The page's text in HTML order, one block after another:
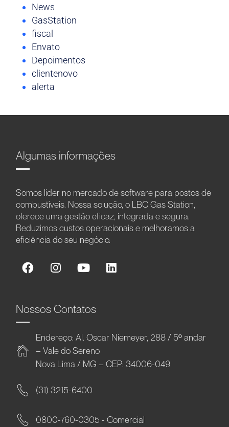
News
GasStation
fiscal
Envato
Depoimentos
clientenovo
alerta
Algumas informações
Somos líder no mercado de software para postos de
combustíveis. Nossa solução, o LBC Gas Station,
oferece uma gestão eficaz, integrada e segura.
Reduzimos custos operacionais e melhoramos a
eficiência do seu negócio.
Nossos Contatos
Endereço: Al. Oscar Niemeyer, 288 / 5º andar
– Vale do Sereno
Nova Lima / MG – CEP: 34006-049
(31) 3215-6400
0800-760-0305 - Comercial